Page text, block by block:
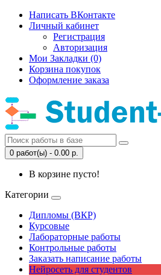
Написать ВКонтакте
Личный кабинет
Регистрация
Авторизация
Мои Закладки (0)
Корзина покупок
Оформление заказа
0 работ(ы) - 0.00 р.
В корзине пусто!
Категории
Дипломы (ВКР)
Курсовые
Лабораторные работы
Контрольные работы
Заказать написание работы
Нейросеть для студентов